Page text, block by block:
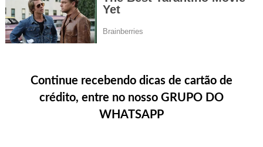
Continue recebendo dicas de cartão de
crédito, entre no nosso GRUPO DO
WHATSAPP